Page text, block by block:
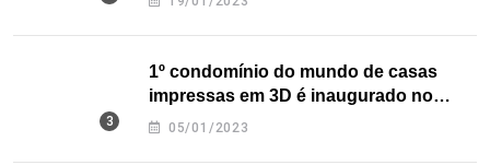
1º condomínio do mundo de casas
impressas em 3D é inaugurado no
Texas
05/01/2023